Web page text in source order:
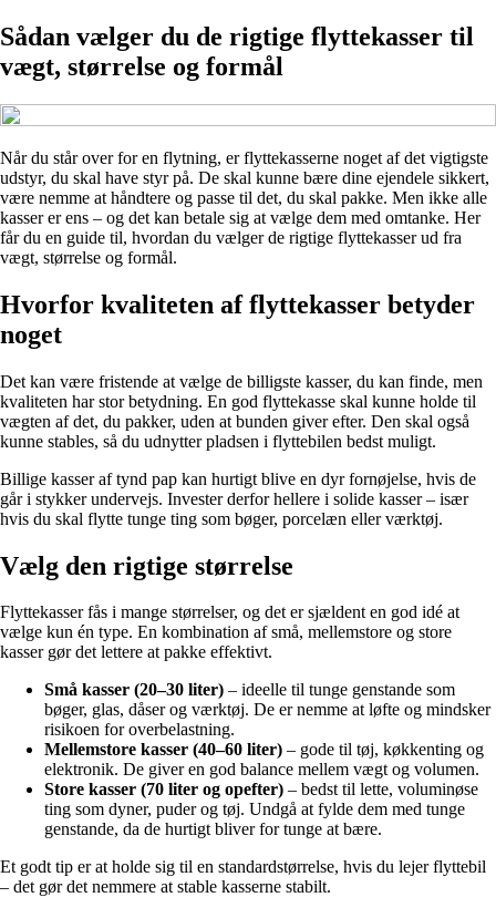
Sådan vælger du de rigtige flyttekasser til
vægt, størrelse og formål
Når du står over for en flytning, er flyttekasserne noget af det vigtigste
udstyr, du skal have styr på. De skal kunne bære dine ejendele sikkert,
være nemme at håndtere og passe til det, du skal pakke. Men ikke alle
kasser er ens – og det kan betale sig at vælge dem med omtanke. Her
får du en guide til, hvordan du vælger de rigtige flyttekasser ud fra
vægt, størrelse og formål.
Hvorfor kvaliteten af flyttekasser betyder
noget
Det kan være fristende at vælge de billigste kasser, du kan finde, men
kvaliteten har stor betydning. En god flyttekasse skal kunne holde til
vægten af det, du pakker, uden at bunden giver efter. Den skal også
kunne stables, så du udnytter pladsen i flyttebilen bedst muligt.
Billige kasser af tynd pap kan hurtigt blive en dyr fornøjelse, hvis de
går i stykker undervejs. Invester derfor hellere i solide kasser – især
hvis du skal flytte tunge ting som bøger, porcelæn eller værktøj.
Vælg den rigtige størrelse
Flyttekasser fås i mange størrelser, og det er sjældent en god idé at
vælge kun én type. En kombination af små, mellemstore og store
kasser gør det lettere at pakke effektivt.
Små kasser (20–30 liter) – ideelle til tunge genstande som
bøger, glas, dåser og værktøj. De er nemme at løfte og mindsker
risikoen for overbelastning.
Mellemstore kasser (40–60 liter) – gode til tøj, køkkenting og
elektronik. De giver en god balance mellem vægt og volumen.
Store kasser (70 liter og opefter) – bedst til lette, voluminøse
ting som dyner, puder og tøj. Undgå at fylde dem med tunge
genstande, da de hurtigt bliver for tunge at bære.
Et godt tip er at holde sig til en standardstørrelse, hvis du lejer flyttebil
– det gør det nemmere at stable kasserne stabilt.